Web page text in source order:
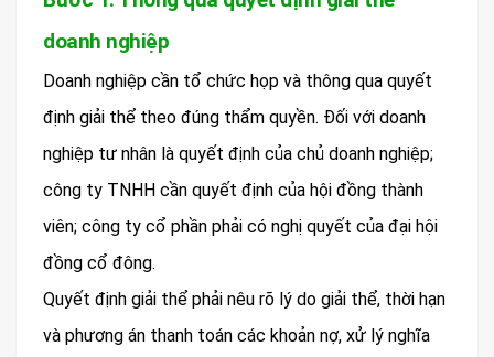
doanh nghiệp
Doanh nghiệp cần tổ chức họp và thông qua quyết
định giải thể theo đúng thẩm quyền. Đối với doanh
nghiệp tư nhân là quyết định của chủ doanh nghiệp;
công ty TNHH cần quyết định của hội đồng thành
viên; công ty cổ phần phải có nghị quyết của đại hội
đồng cổ đông.
Quyết định giải thể phải nêu rõ lý do giải thể, thời hạn
và phương án thanh toán các khoản nợ, xử lý nghĩa